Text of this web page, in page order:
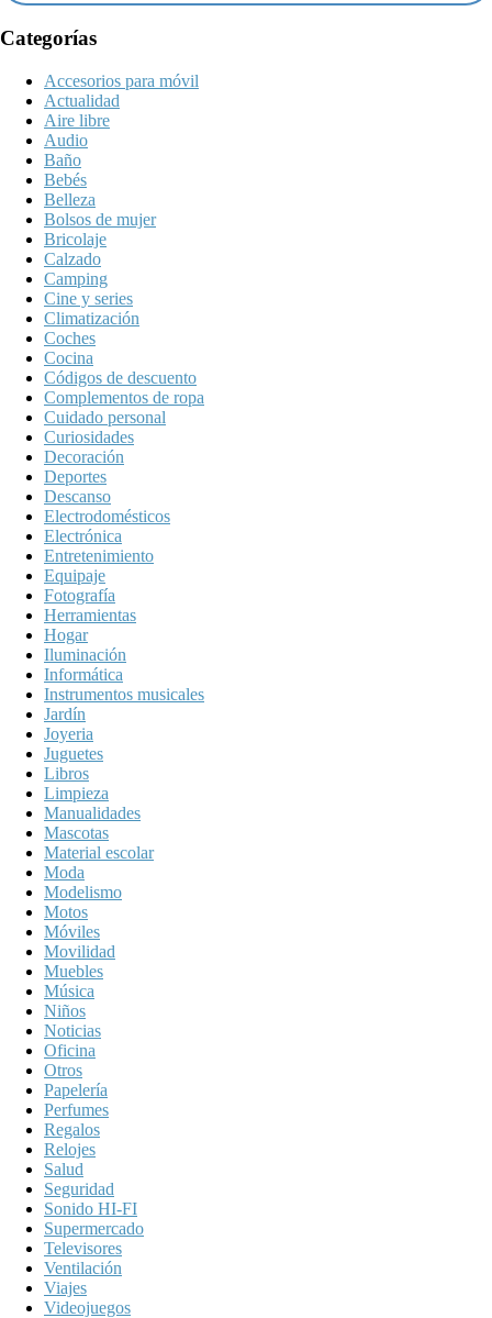
Categorías
Accesorios para móvil
Actualidad
Aire libre
Audio
Baño
Bebés
Belleza
Bolsos de mujer
Bricolaje
Calzado
Camping
Cine y series
Climatización
Coches
Cocina
Códigos de descuento
Complementos de ropa
Cuidado personal
Curiosidades
Decoración
Deportes
Descanso
Electrodomésticos
Electrónica
Entretenimiento
Equipaje
Fotografía
Herramientas
Hogar
Iluminación
Informática
Instrumentos musicales
Jardín
Joyeria
Juguetes
Libros
Limpieza
Manualidades
Mascotas
Material escolar
Moda
Modelismo
Motos
Móviles
Movilidad
Muebles
Música
Niños
Noticias
Oficina
Otros
Papelería
Perfumes
Regalos
Relojes
Salud
Seguridad
Sonido HI-FI
Supermercado
Televisores
Ventilación
Viajes
Videojuegos